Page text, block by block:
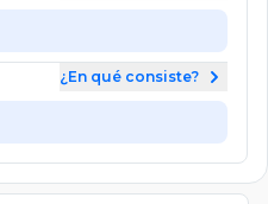
¿En qué consiste?